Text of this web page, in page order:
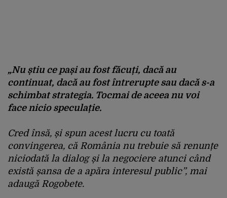
„Nu știu ce pași au fost făcuți, dacă au
continuat, dacă au fost întrerupte sau dacă s-a
schimbat strategia. Tocmai de aceea nu voi
face nicio speculație.
Cred însă, și spun acest lucru cu toată
convingerea, că România nu trebuie să renunțe
niciodată la dialog și la negociere atunci când
există șansa de a apăra interesul public”, mai
adaugă Rogobete.